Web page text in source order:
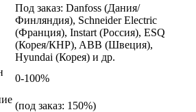
Под заказ: Danfoss (Дания/
Финляндия), Schneider Electric
(Франция), Instart (Россия), ESQ
(Корея/КНР), ABB (Швеция),
Hyundai (Корея) и др.
0-100%
(под заказ: 150%)